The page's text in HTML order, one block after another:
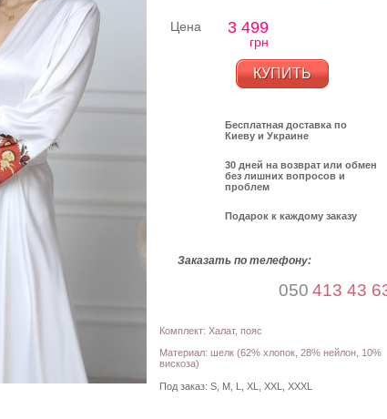
Цена 3 499
грн
КУПИТЬ
Бесплатная доставка по
Киеву и Украине
30 дней на возврат или обмен
без лишних вопросов и
проблем
Подарок к каждому заказу
Заказать по телефону:
050 413 43
Комплект: Халат, пояс
Материал: шелк (62% хлопок, 28% нейлон, 10%
вискоза)
Под заказ: S, M, L, XL, XXL, XXXL